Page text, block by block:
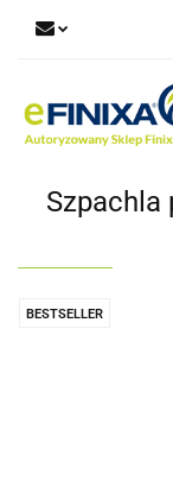
Szpachla
BESTSELLER